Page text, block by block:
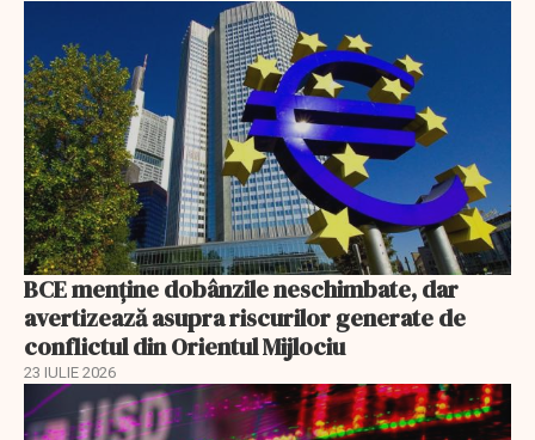
BCE menține dobânzile neschimbate, dar
avertizează asupra riscurilor generate de
conflictul din Orientul Mijlociu
23 IULIE 2026